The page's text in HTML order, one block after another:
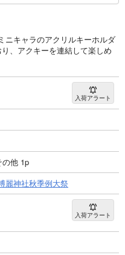
ニキャラのアクリルキーホルダ
、アクキーを連結して楽しめ
入荷アラート
他 1p
神社秋季例大祭
入荷アラート